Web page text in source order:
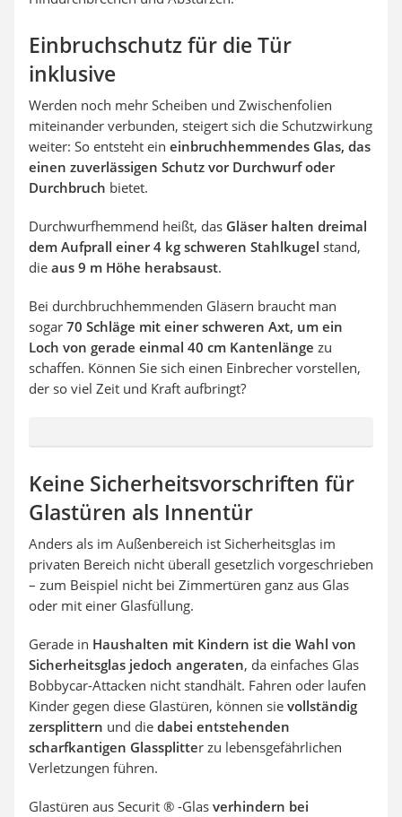
Einbruchschutz für die Tür
inklusive
Werden noch mehr Scheiben und Zwischenfolien
miteinander verbunden, steigert sich die Schutzwirkung
weiter: So entsteht ein einbruchhemmendes Glas, das
einen zuverlässigen Schutz vor Durchwurf oder
Durchbruch bietet.
Durchwurfhemmend heißt, das Gläser halten dreimal
dem Aufprall einer 4 kg schweren Stahlkugel stand,
die aus 9 m Höhe herabsaust.
Bei durchbruchhemmenden Gläsern braucht man
sogar 70 Schläge mit einer schweren Axt, um ein
Loch von gerade einmal 40 cm Kantenlänge zu
schaffen. Können Sie sich einen Einbrecher vorstellen,
der so viel Zeit und Kraft aufbringt?
Keine Sicherheitsvorschriften für
Glastüren als Innentür
Anders als im Außenbereich ist Sicherheitsglas im
privaten Bereich nicht überall gesetzlich vorgeschrieben
– zum Beispiel nicht bei Zimmertüren ganz aus Glas
oder mit einer Glasfüllung.
Gerade in Haushalten mit Kindern ist die Wahl von
Sicherheitsglas jedoch angeraten, da einfaches Glas
Bobbycar-Attacken nicht standhält. Fahren oder laufen
Kinder gegen diese Glastüren, können sie vollständig
zersplittern und die dabei entstehenden
scharfkantigen Glassplitter zu lebensgefährlichen
Verletzungen führen.
Glastüren aus Securit ® -Glas verhindern bei